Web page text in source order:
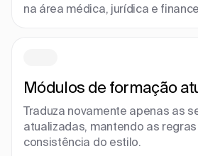
na área médica, jurídica e
Módulos de formação
Traduza novamente apenas as
atualizadas, mantendo as
consistência do estilo.